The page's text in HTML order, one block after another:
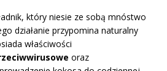
który niesie ze sobą mnóstwo
działanie przypomina naturalny
właściwości
oraz